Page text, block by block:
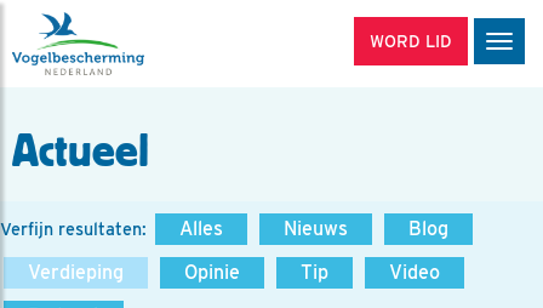
WORD LID
Actueel
Verfijn resultaten: Alles Nieuws
Blog
Verdieping
Opinie Tip
Video